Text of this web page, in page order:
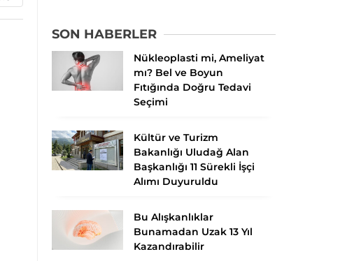
SON HABERLER
Nükleoplasti mi, Ameliyat
mı? Bel ve Boyun
Fıtığında Doğru Tedavi
Seçimi
Kültür ve Turizm
Bakanlığı Uludağ Alan
Başkanlığı 11 Sürekli İşçi
Alımı Duyuruldu
Bu Alışkanlıklar
Bunamadan Uzak 13 Yıl
Kazandırabilir